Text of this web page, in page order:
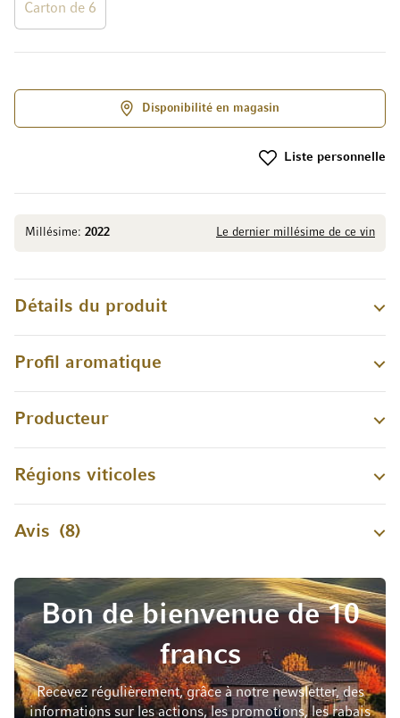
Millésime: 2022 Le dernier millésime de ce vin
Carton de 6
Disponibilité en magasin
Liste personnelle
Détails du produit
Profil aromatique
Producteur
Régions viticoles
Avis 8
Bon de bienvenue de 10
francs
Recevez régulièrement, grâce à notre newsletter, des
informations sur les actions, les promotions, les rabais